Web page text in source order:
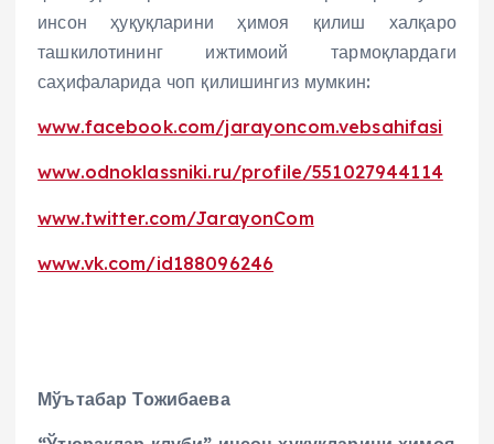
инсон ҳуқуқларини ҳимоя қилиш халқаро
ташкилотининг ижтимоий тармоқлардаги
саҳифаларида чоп қилишингиз мумкин:
www.facebook.com/jarayoncom.vebsahifasi
www.odnoklassniki.ru/profile/551027944114
www.twitter.com/JarayonCom
www.vk.com/id188096246
Мўътабар Тожибаева